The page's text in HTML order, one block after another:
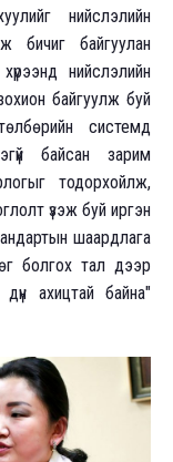
нийслэлийн
бичиг байгуулан
нийслэлийн
байгуулж буй
системд
байсан зарим
тодорхойлж,
үзэж буй иргэн
шаардлага
болгох тал дээр
ахицтай байна"